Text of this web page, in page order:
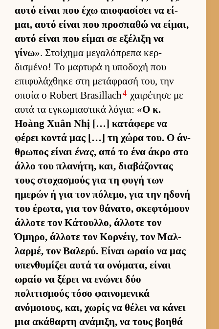
αυτό εί­ναι που έχω αποφασίσει να εί­
μαι, αυτό εί­ναι που προσπαθώ να εί­μαι,
αυτό εί­ναι που εί­μαι σε εξέλιξη να
γίνω». Στοί­χημα μεγαλόπρεπα κερ­
δισμένο! Το μαρ­τυρά η υποδοχή που
επιφυλάχθηκε στη μετάφρασή του, την
οποία ο Robert Brasillach4 χαι­ρέτησε με
αυτά τα εγκωμια­στικά λόγια: «Ο κ.
Hoàng Xuân Nhị […] κατάφερε να
φέρει κοντά μας […] τη χώρα του. Ο άν­
θρωπος εί­ναι ένας, από το ένα άκρο στο
άλλο του πλανήτη, και, δια­βάζοντας
τους στοχασμούς για τη φυγή των
ημερών ή για τον πόλεμο, για την ηδονή
του έρωτα, για τον θάνατο, σκεφτόμουν
άλ­λοτε τον Κάτουλ­λο, άλ­λοτε τον
Όμηρο, άλ­λοτε τον Κορ­νέιγ, τον Μαλ­
λαρ­μέ, τον Βαλερύ. Εί­ναι ωραίο να μας
υπεν­θυμίζει αυτά τα ονόματα, εί­ναι
ωραίο να ξέρει να ενώνει δύο
πολιτισμούς τόσο φαι­νομενικά
ανόμοιους, και, χωρίς να θέλει να κάνει
μια ακάθαρτη ανάμιξη, να τους βοηθά